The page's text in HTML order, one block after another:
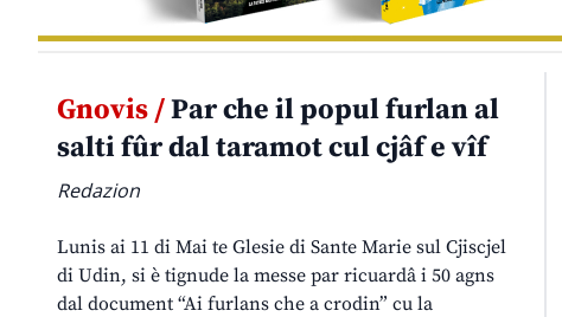
Gnovis /Par che il popul furlan al
salti fûr dal taramot cul cjâf e vîf
Redazion
Lunis ai 11 di Mai te Glesie di Sante Marie sul Cjiscjel
di Udin, si è tignude la messe par ricuardâ i 50 agns
dal document “Ai furlans che a crodin” cu la